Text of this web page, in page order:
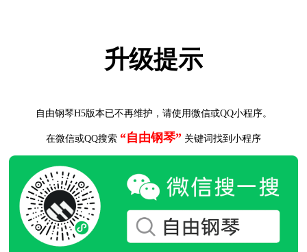
升级提示
自由钢琴H5版本已不再维护，请使用微信或QQ小程序。
在微信或QQ搜索 “自由钢琴” 关键词找到小程序